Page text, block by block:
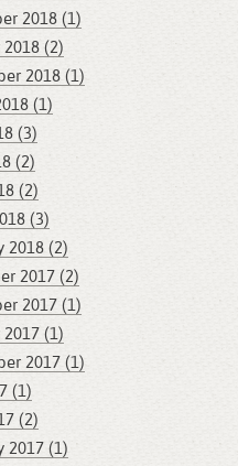
2018 (1)
(2)
2018 (1)
(1)
(3)
(2)
(2)
(3)
2018 (2)
2017 (2)
2017 (1)
(1)
2017 (1)
(1)
(2)
2017 (1)